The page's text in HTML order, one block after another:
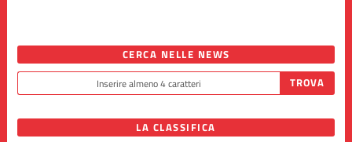
CERCA NELLE NEWS
LA CLASSIFICA